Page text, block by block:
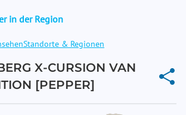
in der Region
Standorte & Regionen
X-CURSION VAN
[PEPPER]